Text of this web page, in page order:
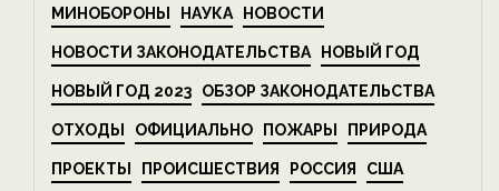
МИНОБОРОНЫ НАУКА НОВОСТИ
НОВОСТИ ЗАКОНОДАТЕЛЬСТВА НОВЫЙ ГОД
НОВЫЙ ГОД 2023 ОБЗОР ЗАКОНОДАТЕЛЬСТВА
ОТХОДЫ ОФИЦИАЛЬНО ПОЖАРЫ ПРИРОДА
ПРОЕКТЫ ПРОИСШЕСТВИЯ РОССИЯ США